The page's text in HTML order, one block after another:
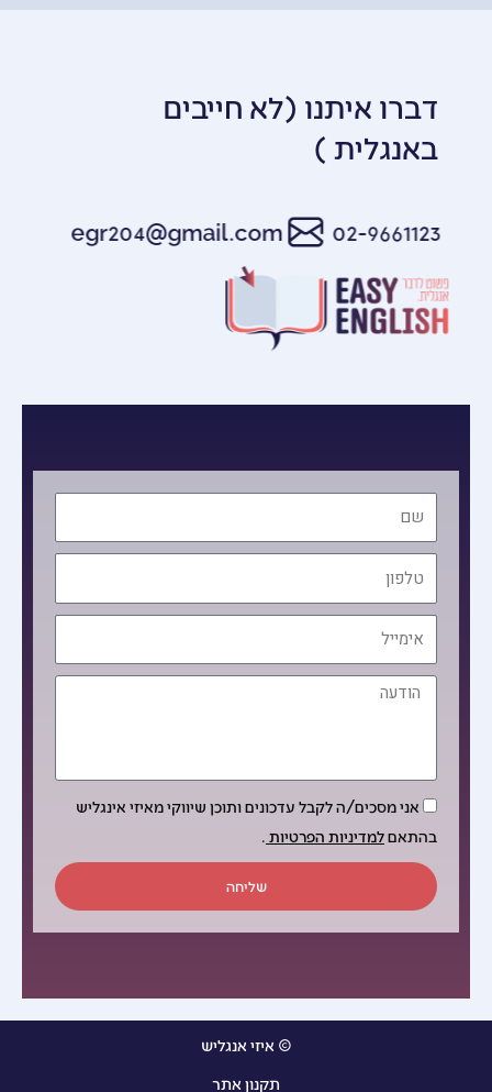
דברו איתנו (לא חייבים
באנגלית )
02-9661123
egr204@gmail.com
טלפון
הודעה
הסכמה
אני מסכים/ה לקבל עדכונים ותוכן שיווקי מאיזי אינגליש
בהתאםלמדיניות הפרטיות .
שליחה
© איזי אנגליש
תקנון אתר